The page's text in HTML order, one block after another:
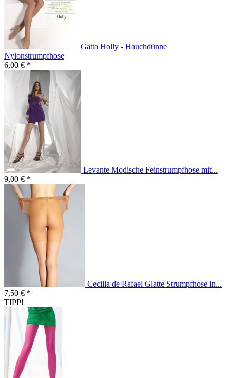
Gatta Holly - Hauchdünne
Nylonstrumpfhose
6,00 € *
Levante Modische Feinstrumpfhose mit...
9,00 € *
Cecilia de Rafael Glatte Strumpfhose in...
7,50 € *
TIPP!